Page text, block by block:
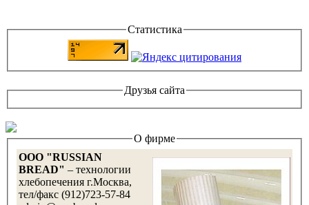
Статистика
Друзья сайта
О фирме
OOO "RUSSIAN
BREAD" – технологии
хлебопечения г.Москва,
тел/факс (912)723-57-84